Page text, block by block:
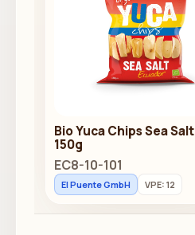
Bio Yuca Chips Sea Salt
150g
EC8-10-101
El Puente GmbH VPE: 12